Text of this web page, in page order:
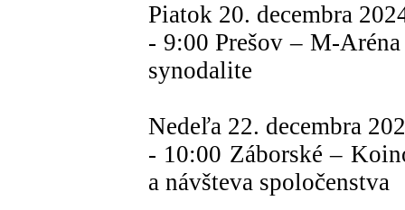
Piatok 20. decembra
- 9:00 Prešov – M-
synodalite
Nedeľa 22. decembra
- 10:00 Záborské –
a návšteva spoločenstva